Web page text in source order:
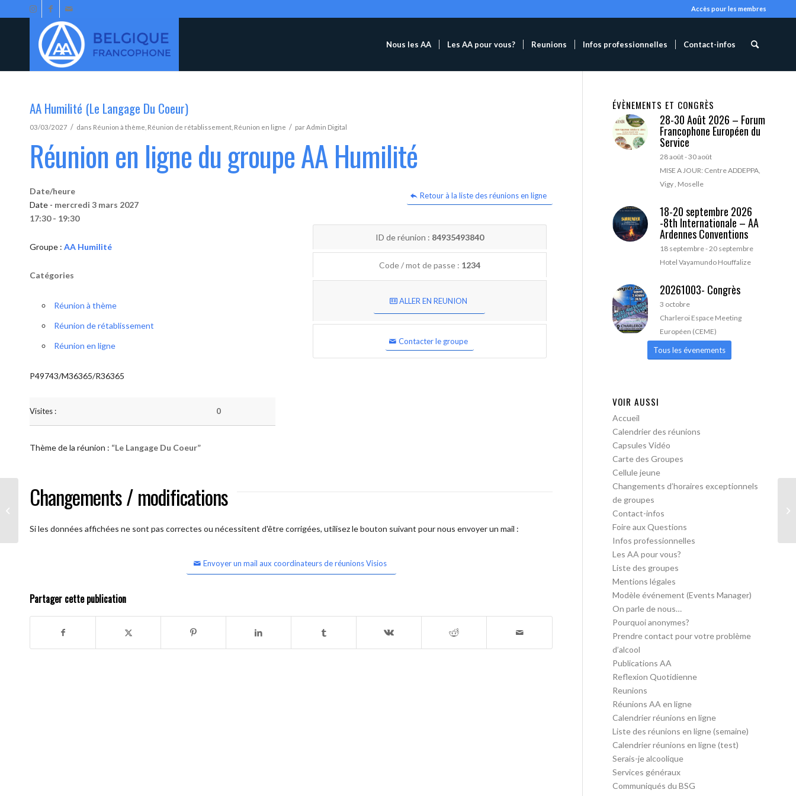
Accès pour les membres
Nous les AA Les AA pour vous? Reunions Infos professionnelles Contact-infos
AA Humilité (Le Langage Du Coeur)
03/03/2027 / dans Réunion à thème Réunion de rétablissement Réunion en ligne / parAdmin Digital
Réunion en ligne du groupe AA Humilité
Retour à la liste des réunions en ligne
Date/heure
Date - mercredi 3 mars 2027
17:30 - 19:30
Groupe : AA Humilité
Catégories
Réunion à thème
Réunion de rétablissement
Réunion en ligne
P49743/M36365/R36365
Visites : 0
ID de réunion : 84935493840
Code / mot de passe : 1234
ALLER EN REUNION
Contacter le groupe
Thème de la réunion : “Le Langage Du Coeur”
Changements / modifications
Si les données affichées ne sont pas correctes ou nécessitent d'être corrigées, utilisez le bouton suivant pour nous envoyer un mail :
Envoyer un mail aux coordinateurs de réunions Visios
Partager cette publication
ÉVÈNEMENTS ET CONGRÈS
28-30 Août 2026 – Forum
Francophone Européen du
Service
28 août-30 août
MISE A JOUR: Centre ADDEPPA,
Vigy , Moselle
18-20 septembre 2026
-8th Internationale – AA
Ardennes Conventions
18 septembre-20 septembre
Hotel Vayamundo Houffalize
20261003- Congrès
3 octobre
Charleroi Espace Meeting
Européen (CEME)
Tous les évenements
VOIR AUSSI
Accueil
Calendrier des réunions
Capsules Vidéo
Carte des Groupes
Cellule jeune
Changements d’horaires exceptionnels
de groupes
Contact-infos
Foire aux Questions
Infos professionnelles
Les AA pour vous?
Liste des groupes
Mentions légales
Modèle événement (Events Manager)
On parle de nous…
Pourquoi anonymes?
Prendre contact pour votre problème
d’alcool
Publications AA
Reflexion Quotidienne
Reunions
Réunions AA en ligne
Calendrier réunions en ligne
Liste des réunions en ligne (semaine)
Calendrier réunions en ligne (test)
Serais-je alcoolique
Services généraux
Communiqués du BSG
AA Humilité (Le Langage Du Coeur)